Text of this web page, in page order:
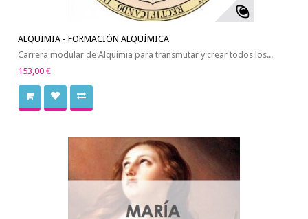
ALQUIMIA - FORMACIÓN ALQUÍMICA
Carrera modular de Alquímia para transmutar y crear todos los...
153,00 €